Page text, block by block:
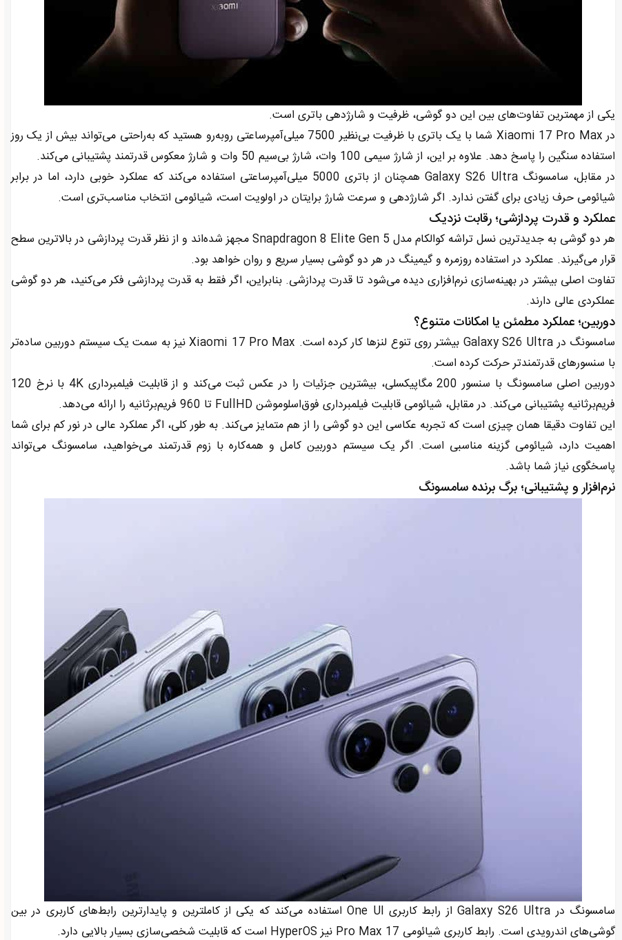
یکی از مهمترین تفاوت‌های بین این دو گوشی، ظرفیت و شارژدهی باتری است.
در Xiaomi 17 Pro Max شما با یک باتری با ظرفیت بی‌نظیر 7500 میلی‌آمپرساعتی روبه‌رو هستید که به‌راحتی می‌تواند بیش از یک روز
استفاده سنگین را پاسخ دهد. علاوه بر این، از شارژ سیمی 100 وات، شارژ بی‌سیم 50 وات و شارژ معکوس قدرتمند پشتیبانی می‌کند.
در مقابل، سامسونگ Galaxy S26 Ultra همچنان از باتری 5000 میلی‌آمپرساعتی استفاده می‌کند که عملکرد خوبی دارد، اما در برابر
شیائومی حرف زیادی برای گفتن ندارد. اگر شارژدهی و سرعت شارژ برایتان در اولویت است، شیائومی انتخاب مناسب‌تری است.
عملکرد و قدرت پردازشی؛ رقابت نزدیک
هر دو گوشی به جدیدترین نسل تراشه کوالکام مدل Snapdragon 8 Elite Gen 5 مجهز شده‌اند و از نظر قدرت پردازشی در بالاترین سطح
قرار می‌گیرند. عملکرد در استفاده روزمره و گیمینگ در هر دو گوشی بسیار سریع و روان خواهد بود.
تفاوت اصلی بیشتر در بهینه‌سازی نرم‌افزاری دیده می‌شود تا قدرت پردازشی. بنابراین، اگر فقط به قدرت پردازشی فکر می‌کنید، هر دو گوشی
عملکردی عالی دارند.
دوربین؛ عملکرد مطمئن یا امکانات متنوع؟
سامسونگ در Galaxy S26 Ultra بیشتر روی تنوع لنزها کار کرده است. Xiaomi 17 Pro Max نیز به سمت یک سیستم دوربین ساده‌تر
با سنسورهای قدرتمندتر حرکت کرده است.
دوربین اصلی سامسونگ با سنسور 200 مگاپیکسلی، بیشترین جزئیات را در عکس ثبت می‌کند و از قابلیت فیلمبرداری 4K با نرخ 120
فریم‌برثانیه پشتیبانی می‌کند. در مقابل، شیائومی قابلیت فیلمبرداری فوق‌اسلوموشن FullHD تا 960 فریم‌برثانیه را ارائه می‌دهد.
این تفاوت دقیقا همان چیزی است که تجربه عکاسی این دو گوشی را از هم متمایز می‌کند. به طور کلی، اگر عملکرد عالی در نور کم برای شما
اهمیت دارد، شیائومی گزینه مناسبی است. اگر یک سیستم دوربین کامل و همه‌کاره با زوم قدرتمند می‌خواهید، سامسونگ می‌تواند
پاسخگوی نیاز شما باشد.
نرم‌افزار و پشتیبانی؛ برگ برنده سامسونگ
سامسونگ در Galaxy S26 Ultra از رابط کاربری One UI استفاده می‌کند که یکی از کاملترین و پایدارترین رابط‌های کاربری در بین
گوشی‌های اندرویدی است. رابط کاربری شیائومی 17 Pro Max نیز HyperOS است که قابلیت شخصی‌سازی بسیار بالایی دارد.